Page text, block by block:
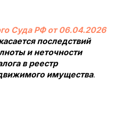
Суда РФ от 06.04.2026
последствий
и неточности
в реестр
имущества.